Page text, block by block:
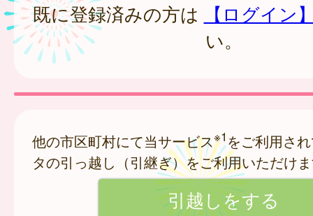
既に登録済みの方は
【ログイン
い。
他の市区町村にて当サービス※1 をご利用さ
タの引っ越し（引継ぎ）をご利用いただけ